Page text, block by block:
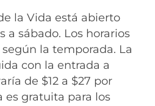
la Vida está abierto
a sábado. Los horarios
la temporada. La
con la entrada a
de $12 a $27 por
es gratuita para los